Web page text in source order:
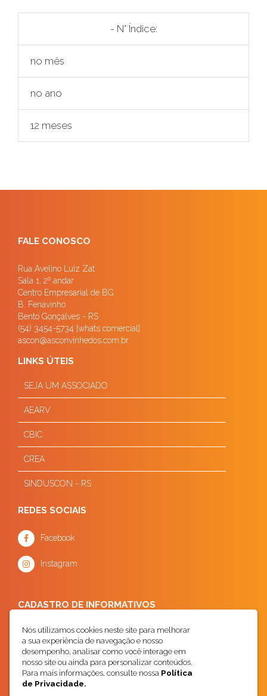
- N° Índice:
no mês
no ano
12 meses
FALE CONOSCO
Rua Avelino Luiz Zat
Sala 1, 2º andar
Centro Empresarial de BG
B. Fenavinho
Bento Gonçalves - RS
(54) 3454-5734 [whats comercial]
ascon@asconvinhedos.com.br
LINKS ÚTEIS
SEJA UM ASSOCIADO
AEARV
CBIC
CREA
SINDUSCON - RS
REDES SOCIAIS
Facebook
Instagram
CADASTRO DE INFORMATIVOS
Nós utilizamos cookies neste site para melhorar
a sua experiência de navegação e nosso
desempenho, analisar como você interage em
nosso site ou ainda para personalizar conteúdos.
Para mais informações, consulte nossa Política
de Privacidade.